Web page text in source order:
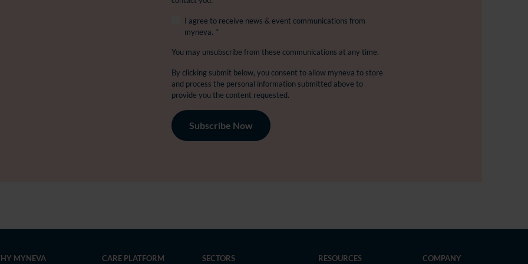
I agree to receive news & event communications from
myneva. *
You may unsubscribe from these communications at any time.
By clicking submit below, you consent to allow myneva to store
and process the personal information submitted above to
provide you the content requested.
MYNEVA CARE PLATFORM SECTORS RESOURCES COMPANY